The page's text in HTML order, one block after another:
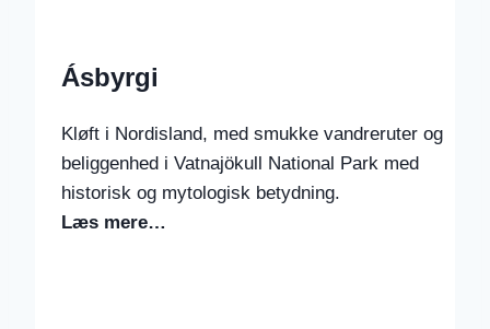
Ásbyrgi
Kløft i Nordisland, med smukke vandreruter og
beliggenhed i Vatnajökull National Park med
historisk og mytologisk betydning.
Læs mere…